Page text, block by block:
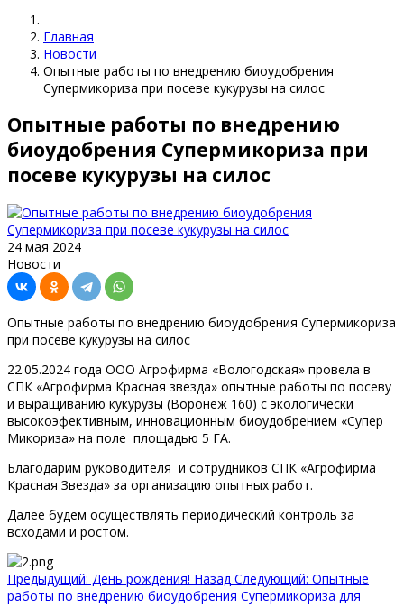
Главная
Новости
Опытные работы по внедрению биоудобрения
Супермикориза при посеве кукурузы на силос
Опытные работы по внедрению
биоудобрения Супермикориза при
посеве кукурузы на силос
24 мая 2024
Новости
Опытные работы по внедрению биоудобрения Супермикориза
при посеве кукурузы на силос
22.05.2024 года ООО Агрофирма «Вологодская» провела в
СПК «Агрофирма Красная звезда» опытные работы по посеву
и выращиванию кукурузы (Воронеж 160) с экологически
высокоэфективным, инновационным биоудобрением «Супер
Микориза» на поле площадью 5 ГА.
Благодарим руководителя и сотрудников СПК «Агрофирма
Красная Звезда» за организацию опытных работ.
Далее будем осуществлять периодический контроль за
всходами и ростом.
Предыдущий: День рождения! Назад Следующий: Опытные
работы по внедрению биоудобрения Супермикориза для